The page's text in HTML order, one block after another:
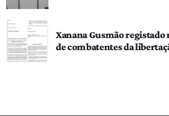
Xanana Gusmão registado
de combatentes da